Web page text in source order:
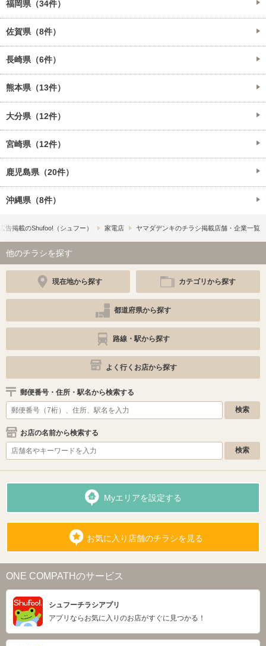
福岡県（34件）
佐賀県（8件）
長崎県（6件）
熊本県（13件）
大分県（12件）
宮崎県（12件）
鹿児島県（20件）
沖縄県（8件）
告掲載の​Shufoo!​（シュフー） 家電店 ヤマダデンキのチラシ掲載店舗・企業一覧
他のチラシを探す
現在地から探す カテゴリから探す
都道府県から探す
路線・駅から探す
よく行くお店から探す
郵便番号・住所・駅名から検索する
お店の名前から検索する
Myエリアを設定する
お気に入り店舗のチラシを見る
ONE COMPATHのサービス
シュフーチラシアプリ
アプリならお気に入りのお店がすぐに見つかる！